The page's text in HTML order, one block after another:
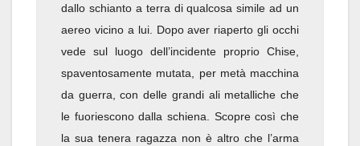
dallo schianto a terra di qualcosa simile ad un
aereo vicino a lui. Dopo aver riaperto gli occhi
vede sul luogo dell’incidente proprio Chise,
spaventosamente mutata, per metà macchina
da guerra, con delle grandi ali metalliche che
le fuoriescono dalla schiena. Scopre così che
la sua tenera ragazza non è altro che l’arma